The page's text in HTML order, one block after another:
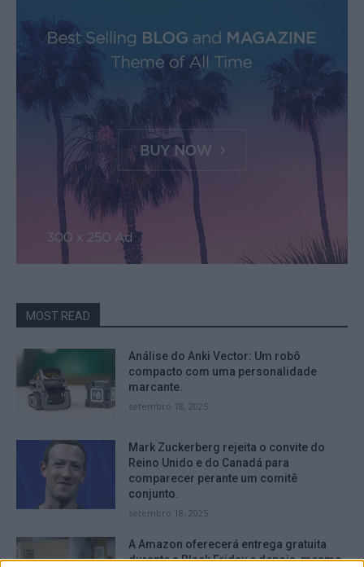
MOST READ
Análise do Anki Vector: Um robô
compacto com uma personalidade
marcante.
setembro 18, 2025
Mark Zuckerberg rejeita o convite do
Reino Unido e do Canadá para
comparecer perante um comitê
conjunto.
setembro 18, 2025
A Amazon oferecerá entrega gratuita
durante a Black Friday e depois, mesmo